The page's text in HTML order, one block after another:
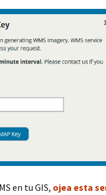
en tu GIS, ojea esta